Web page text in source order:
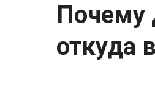
Почему
откуда